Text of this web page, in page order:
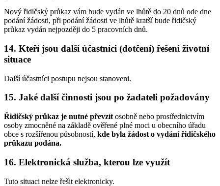
Nový řidičský průkaz vám bude vydán ve lhůtě do 20 dnů ode dne
podání žádosti, při podání žádosti ve lhůtě kratší bude řidičský
průkaz vydán nejpozději do 5 pracovních dnů.
14. Kteří jsou další účastníci (dotčení) řešení životní
situace
Další účastníci postupu nejsou stanoveni.
15. Jaké další činnosti jsou po žadateli požadovány
Řidičský průkaz je nutné převzít osobně nebo prostřednictvím
osoby zmocněné na základě ověřené plné moci u obecního úřadu
obce s rozšířenou působností, kde byla žádost o vydání řidičského
průkazu podána.
16. Elektronická služba, kterou lze využít
Tuto situaci nelze řešit elektronicky.